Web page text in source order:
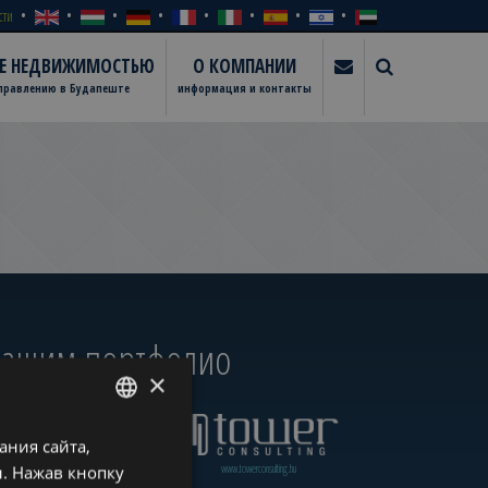
НЕДВИЖИМОСТЬЮ
в Будапеште
О КОМПАНИИ
информация и контакты
портфолио
www.towerassistance.com www.towerconsulting.hu
ENGLISH
HUNGARIAN
×
сайта,
Нажав кнопку